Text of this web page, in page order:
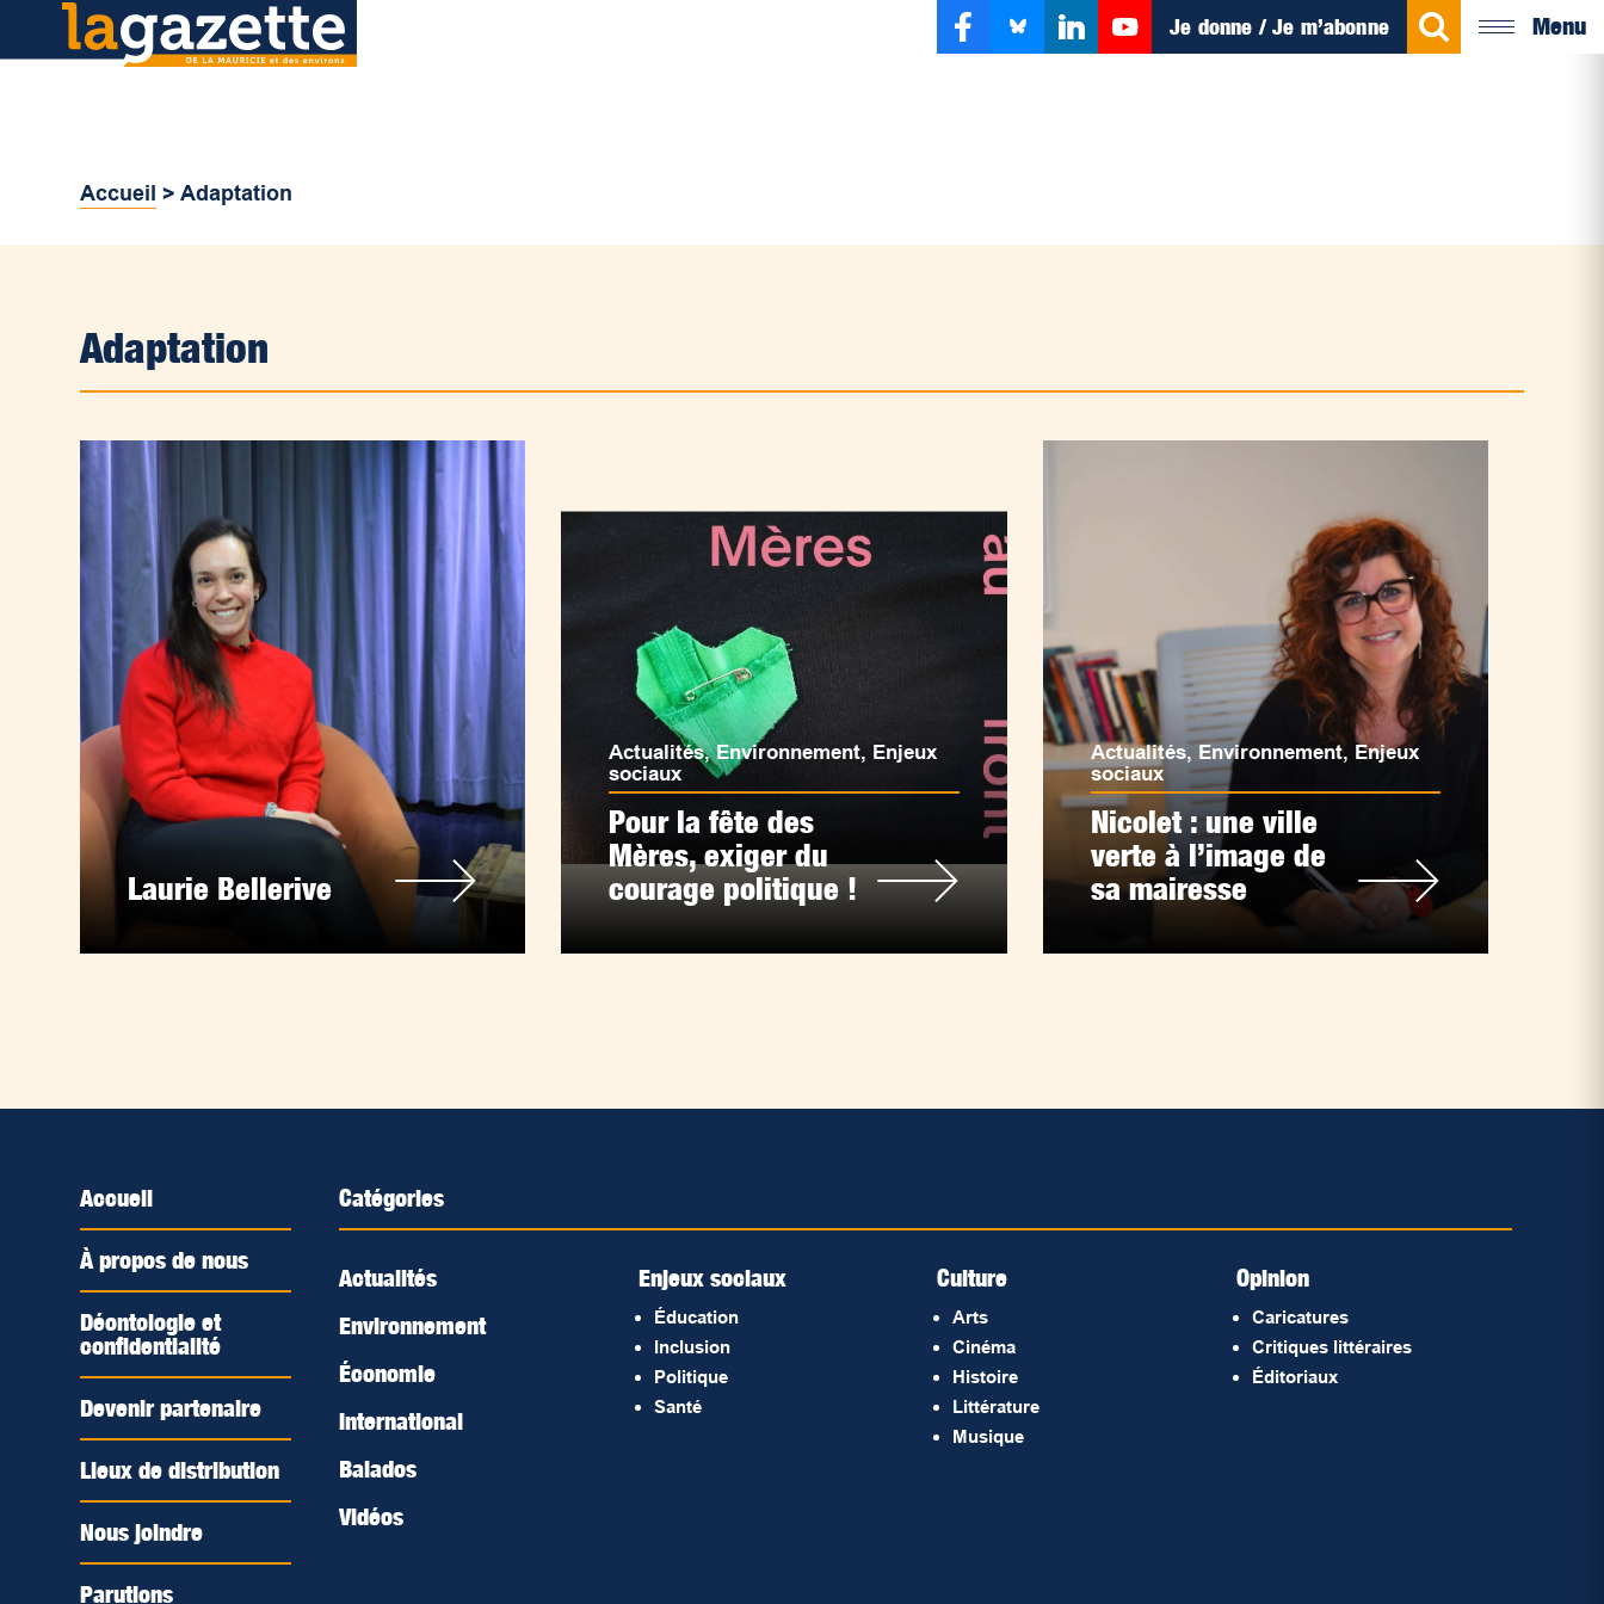
Je donne / Je m’abonne Menu
Accueil >Adaptation
Adaptation
Laurie Bellerive
Actualités,Environnement, Enjeux
sociaux
Pour la fête des
Mères, exiger du
courage politique !
Actualités, Environnement, Enjeux
sociaux
Nicolet : une ville
verte à l’image de
sa mairesse
Accueil
À propos de nous
Déontologie et
confidentialité
Devenir partenaire
Lieux de distribution
Nous joindre
Parutions
Catégories
Actualités
Environnement
Économie
International
Balados
Vidéos
Enjeux sociaux
Éducation
Inclusion
Politique
Santé
Culture
Arts
Cinéma
Histoire
Littérature
Musique
Opinion
Caricatures
Critiques littéraires
Éditoriaux